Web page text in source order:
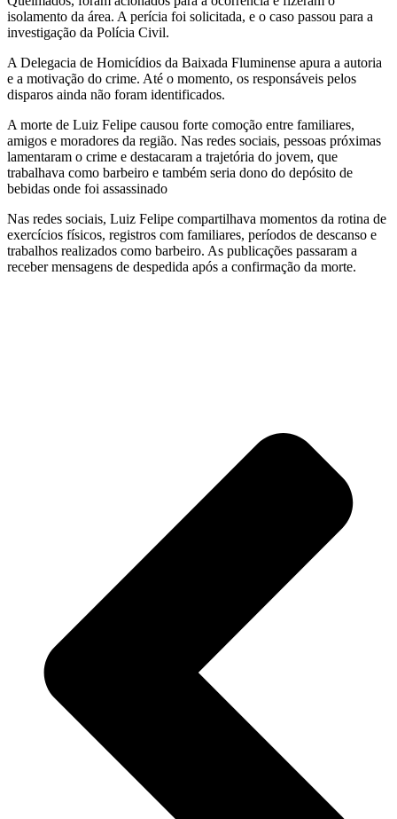
isolamento da área. A perícia foi solicitada, e o caso passou para a
investigação da Polícia Civil.
A Delegacia de Homicídios da Baixada Fluminense apura a autoria
e a motivação do crime. Até o momento, os responsáveis pelos
disparos ainda não foram identificados.
A morte de Luiz Felipe causou forte comoção entre familiares,
amigos e moradores da região. Nas redes sociais, pessoas próximas
lamentaram o crime e destacaram a trajetória do jovem, que
trabalhava como barbeiro e também seria dono do depósito de
bebidas onde foi assassinado
Nas redes sociais, Luiz Felipe compartilhava momentos da rotina de
exercícios físicos, registros com familiares, períodos de descanso e
trabalhos realizados como barbeiro. As publicações passaram a
receber mensagens de despedida após a confirmação da morte.